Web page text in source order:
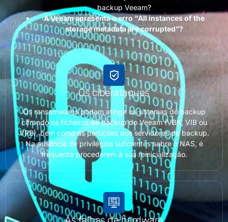
backup Veeam?
A Veeam apresenta o erro “All instances of the
storage metadata are corrupted”?
Os ciberataques
Os ransomwares podem atingir os sistemas de backup
cifrando os ficheiros de backup do Veeam (VBK, VIB ou
VRB), bem como as partições dos servidores de backup.
Na ausência de privilégios suficientes sobre o NAS, é
frequente procederem à sua reinicialização.